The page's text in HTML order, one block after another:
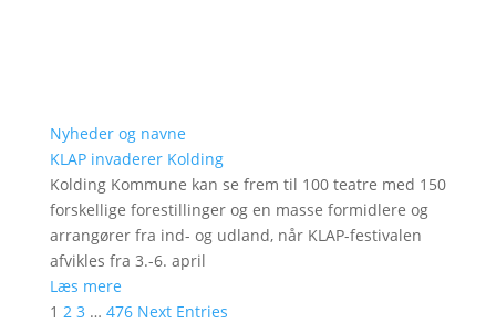
Nyheder og navne
KLAP invaderer Kolding
Kolding Kommune kan se frem til 100 teatre med 150
forskellige forestillinger og en masse formidlere og
arrangører fra ind- og udland, når KLAP-festivalen
afvikles fra 3.-6. april
Læs mere
1 2 3 … 476 Next Entries